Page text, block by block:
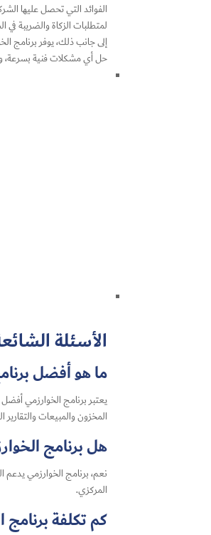
الفوائد التي تحصل عليها
لمتطلبات الزكاة والضريبة في
إلى جانب ذلك، يوفر برنامج
حل أي مشكلات فنية بسرعة، و
الأسئلة
ما هو أفضل
يعتبر برنامج الخوارزمي
المخزون والمبيعات والتقارير
هل برنامج
نعم، برنامج الخوارزمي يدعم
المركزي.
كم تكلفة